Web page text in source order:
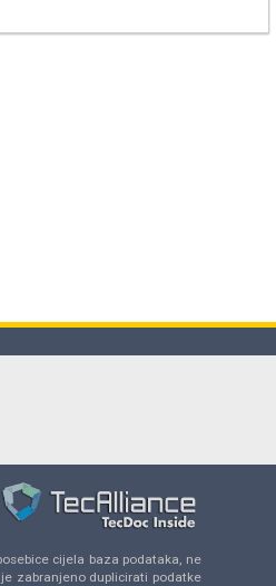
cijela baza podataka, ne
zabranjeno duplicirati podatke